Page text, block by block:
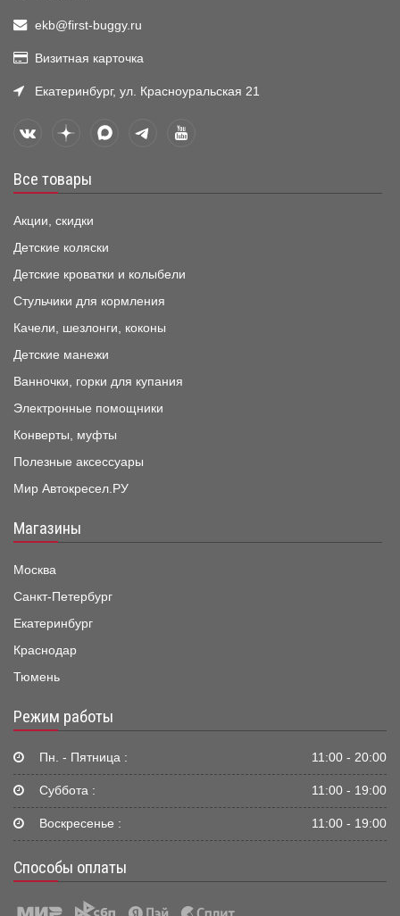
ekb@first-buggy.ru
Визитная карточка
Екатеринбург, ул. Красноуральская 21
Все товары
Акции, скидки
Детские коляски
Детские кроватки и колыбели
Стульчики для кормления
Качели, шезлонги, коконы
Детские манежи
Ванночки, горки для купания
Электронные помощники
Конверты, муфты
Полезные аксессуары
Мир Автокресел.РУ
Магазины
Москва
Санкт-Петербург
Екатеринбург
Краснодар
Тюмень
Режим работы
Пн. - Пятница : 11:00 - 20:00
Суббота : 11:00 - 19:00
Воскресенье : 11:00 - 19:00
Способы оплаты